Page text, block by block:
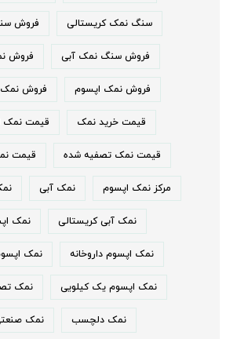
سنگ نمک کریستالی فروش
فروش سنگ نمک آبی فروش
فروش نمک اپسوم فروش
قیمت خرید نمک قیمت نمک
قیمت نمک تصفیه شده قیمت
مرکز نمک اپسوم نمک آبی
نمک آبی کریستالی نمک
نمک اپسوم داروخانه نمک
نمک اپسوم یک کیلویی نمک
نمک دلچسب نمک